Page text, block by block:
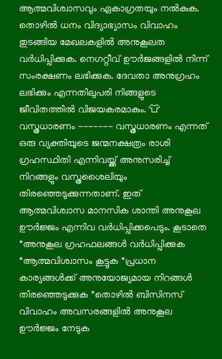
ആത്മവിശ്വാസവും ഏകാഗ്രതയും നൽകുക.
തൊഴിൽ ധനം വിദ്യാഭ്യാസം വിവാഹം
തുടങ്ങിയ മേഖലകളിൽ അനുകൂലത
വർധിപ്പിക്കുക. നെഗറ്റീവ് ഊർജങ്ങളിൽ നിന്ന്
സംരക്ഷണം ലഭിക്കുക. ദേവതാ അനുഗ്രഹം
ലഭിക്കും എന്നതിലുപരി നിങ്ങളുടെ
ജീവിതത്തിൽ വിജയകരമാകും. 👕
വസ്ത്രധാരണം ------- വസ്ത്രധാരണം എന്നത്
ഒരു വ്യക്തിയുടെ ജന്മനക്ഷത്രം രാശി
ഗ്രഹസ്ഥിതി എന്നിവയ്ക്ക് അനുസരിച്ച്
നിറങ്ങളും വസ്ത്രശൈലിയും
തിരഞ്ഞെടുക്കുന്നതാണ്. ഇത്
ആത്മവിശ്വാസ മാനസിക ശാന്തി അനുകൂല
ഊർജ്ജം എന്നിവ വർധിപ്പിക്കപെടും. കൂടാതെ
*അനുകൂല ഗ്രഹഫലങ്ങൾ വർധിപ്പിക്കുക
*ആത്മവിശ്വാസം കൂട്ടുക *പ്രധാന
കാര്യങ്ങൾക്ക് അനുയോജ്യമായ നിറങ്ങൾ
തിരഞ്ഞെടുക്കുക *തൊഴിൽ ബിസിനസ്
വിവാഹം അവസരങ്ങളിൽ അനുകൂല
ഊർജ്ജം നേടുക